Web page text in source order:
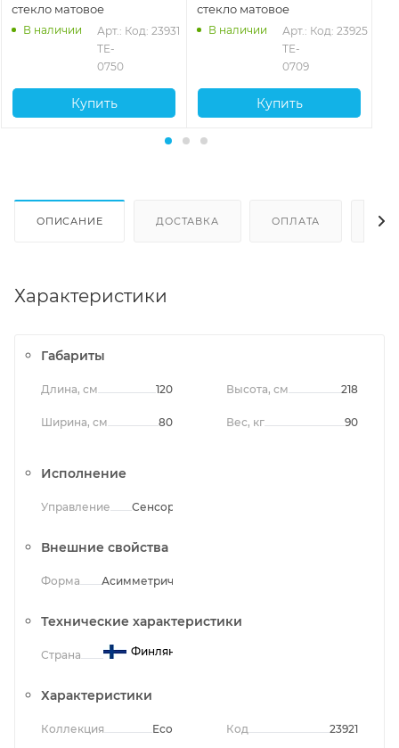
стекло матовое
В наличии
Арт.:
TE-
0750
Код: 23931
Купить
стекло матовое
В наличии
Арт.:
TE-
0709
Код: 23925
Купить
ОПИСАНИЕ ДОСТАВКА ОПЛАТА
Характеристики
Габариты
Длина, см 120
Ширина, см 80
Высота, см 218
Вес, кг 90
Исполнение
Управление Сенсорное
Внешние свойства
Форма Асимметричная
Технические характеристики
Страна Финляндия
Характеристики
Коллекция Eco Код 23921